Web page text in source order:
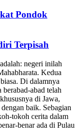
Pondok
Terpisah
negeri inilah
Kedua
Di dalamnya
berabad-abad telah
di Jawa,
baik. Sebagian
tokoh cerita dalam
benar ada di Pulau